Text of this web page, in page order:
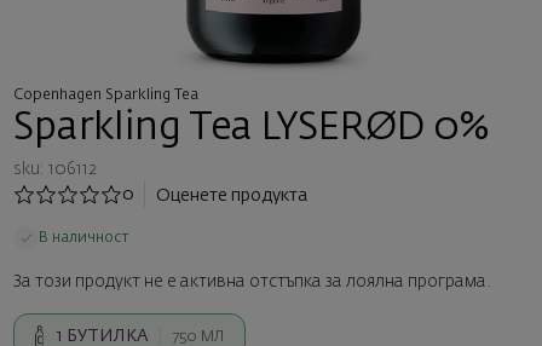
Copenhagen Sparkling Tea
Sparkling Tea LYSERØD 0%
sku: 106112
0
Оценете продукта
В наличност
За този продукт не е активна отстъпка за лоялна програма.
1 БУТИЛКА 750 МЛ